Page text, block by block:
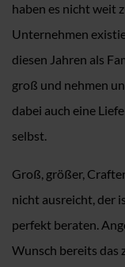
haben es nicht weit
Unternehmen
diesen Jahren als
groß und nehmen
dabei auch eine
selbst.
Groß, größer,
nicht ausreicht, der
perfekt beraten.
Wunsch bereits das